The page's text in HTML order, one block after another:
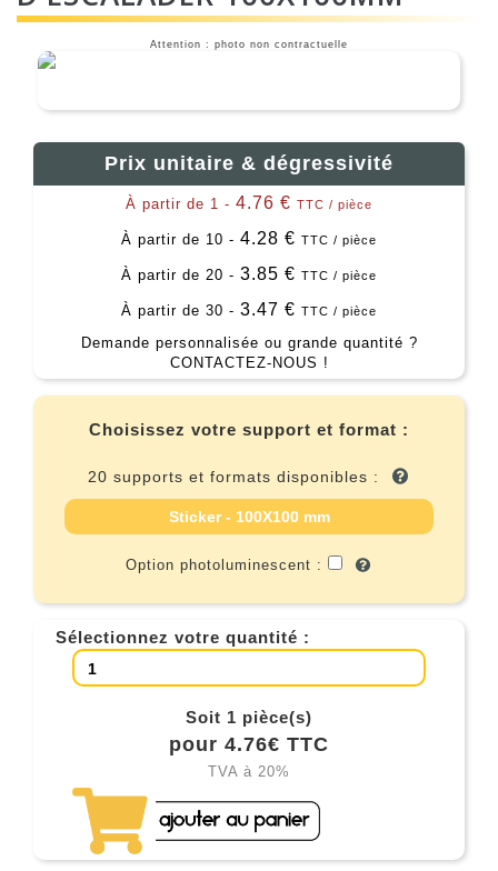
Attention : photo non contractuelle
Prix unitaire & dégressivité
À partir de 1 - 4.76 € TTC / pièce
À partir de 10 - 4.28 € TTC / pièce
À partir de 20 - 3.85 € TTC / pièce
À partir de 30 - 3.47 € TTC / pièce
Demande personnalisée ou grande quantité ?
CONTACTEZ-NOUS !
Choisissez votre support et format :
20 supports et formats disponibles :
Sticker - 100X100 mm
Option photoluminescent :
Sélectionnez votre quantité :
Soit 1 pièce(s)
pour 4.76€ TTC
TVA à 20%